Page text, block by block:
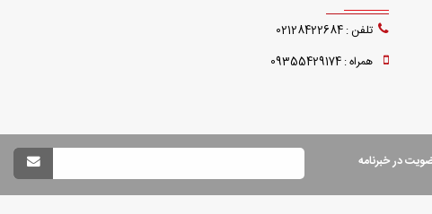
تلفن : 02128422684
همراه : 09355429174
در خبرنامه